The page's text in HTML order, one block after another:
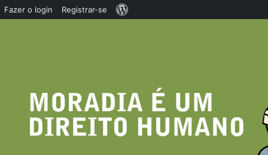
Fazer o login Registrar-se